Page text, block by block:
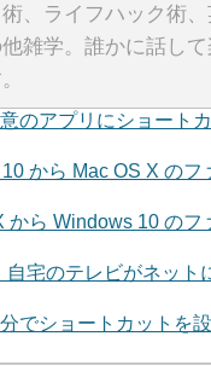
、ライフハック術
雑学。誰かに話し
のアプリにショート
10 から Mac OS X の
から Windows 10 の
自宅のテレビがネット
でショートカットを